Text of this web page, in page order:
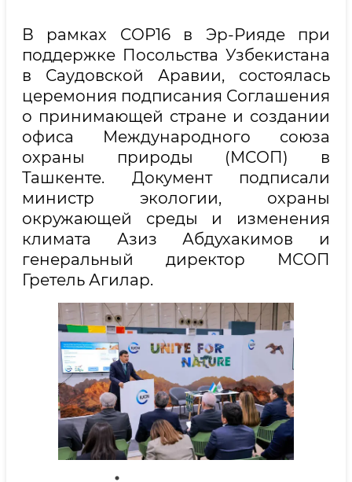
В рамках COP16 в Эр-Рияде при
поддержке Посольства Узбекистана
в Саудовской Аравии, состоялась
церемония подписания Соглашения
о принимающей стране и создании
офиса Международного союза
охраны природы (МСОП) в
Ташкенте. Документ подписали
министр экологии, охраны
окружающей среды и изменения
климата Азиз Абдухакимов и
генеральный директор МСОП
Гретель Агилар.